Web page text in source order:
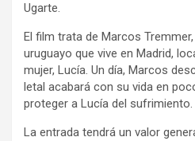
Ugarte.
El film trata de Marcos
uruguayo que vive en Madrid,
mujer, Lucía. Un día, Marcos
letal acabará con su vida en
proteger a Lucía del sufrimiento.
La entrada tendrá un valor